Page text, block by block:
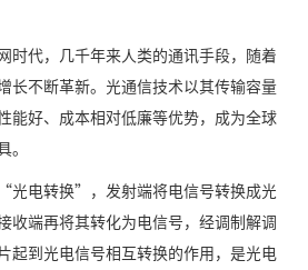
时代，几千年来人类的通讯手段，随着
长不断革新。光通信技术以其传输容量
能好、成本相对低廉等优势，成为全球
。
光电转换”，发射端将电信号转换成光
收端再将其转化为电信号，经调制解调
起到光电信号相互转换的作用，是光电